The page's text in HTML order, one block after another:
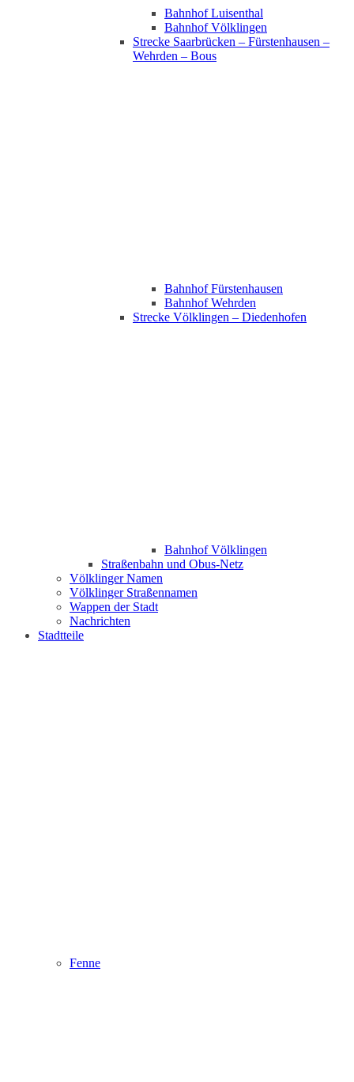
Bahnhof Luisenthal
Bahnhof Völklingen
Strecke Saarbrücken – Fürstenhausen –
Wehrden – Bous
Bahnhof Fürstenhausen
Bahnhof Wehrden
Strecke Völklingen – Diedenhofen
Bahnhof Völklingen
Straßenbahn und Obus-Netz
Völklinger Namen
Völklinger Straßennamen
Wappen der Stadt
Nachrichten
Stadtteile
Fenne